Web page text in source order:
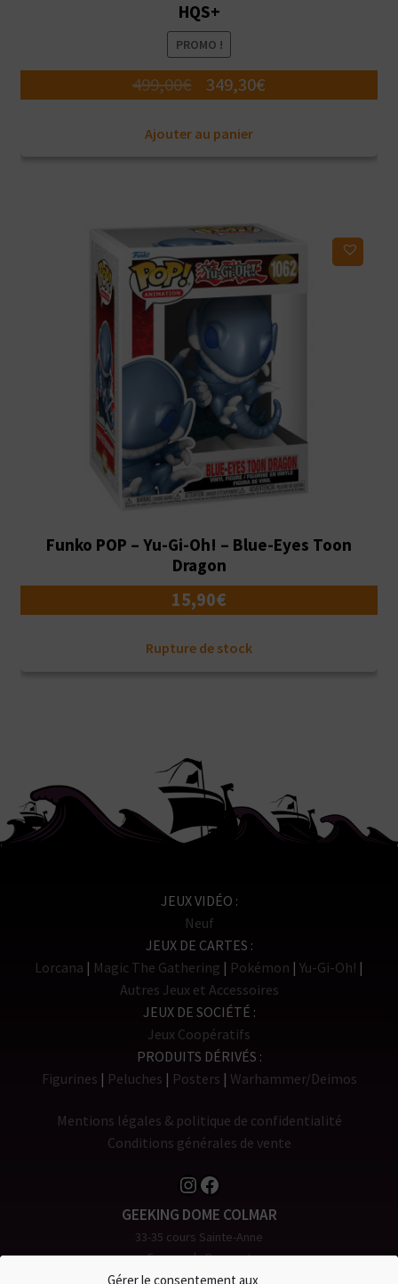
Gérer le consentement aux
HQS+
PROMO !
499,00€
Le
initial
349,30€
Ajouter au panier
Funko POP – Yu-Gi-Oh! – Blue-Eyes Toon
Dragon
15,90€
Rupture de stock
Ajouter à ma liste d'envies
JEUX VIDÉO
Neuf
JEUX DE CARTES
Lorcana
Magic The Gathering Pokémon Yu-Gi-Oh!
Autres Jeux et Accessoires
JEUX DE SOCIÉTÉ
Jeux Coopératifs
PRODUITS DÉRIVÉS
Figurines
Peluches Posters Warhammer/Deimos
Mentions légales & politique de confidentialité
Conditions générales de vente
Instagram
Facebook
GEEKING DOME COLMAR
33-35 cours Sainte-Anne
Espace du Rempart
68000 COLMAR